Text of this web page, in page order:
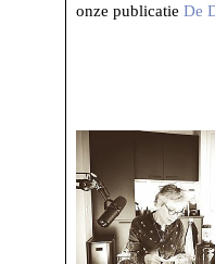
onze publicatie De